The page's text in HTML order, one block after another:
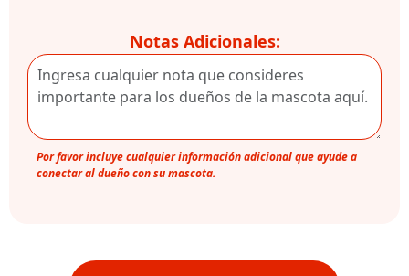
Notas Adicionales:
Por favor incluye cualquier información adicional que ayude a
conectar al dueño con su mascota.